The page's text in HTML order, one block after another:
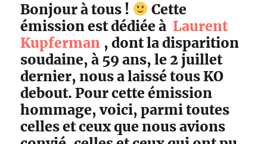
Bonjour à tous !
Cette
émission est dédiée à Laurent
Kupferman , dont la disparition
soudaine, à 59 ans, le 2 juillet
dernier, nous a laissé tous KO
debout. Pour cette émission
hommage, voici, parmi toutes
celles et ceux que nous avions